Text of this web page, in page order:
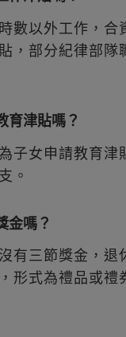
數以外工作，合
，部分紀律部隊
育津貼嗎？
子女申請教育津
。
金嗎？
有三節獎金，退
形式為禮品或